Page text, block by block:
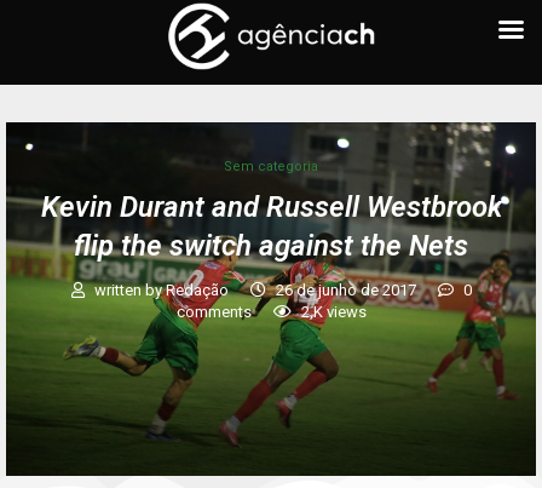
Sem categoria
Kevin Durant and Russell Westbrook
flip the switch against the Nets
written byRedação 26 de junho de 2017
0
comments
2,Kviews